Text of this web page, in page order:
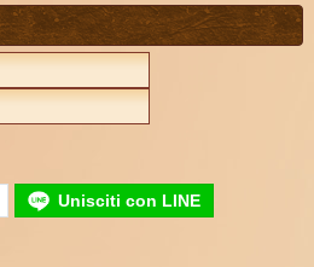
Unisciti con LINE